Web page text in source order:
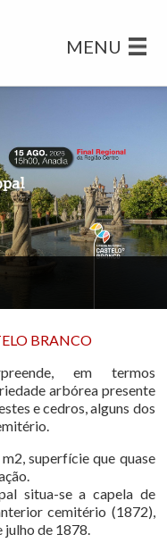
MENU
BRANCO
em termos
arbórea presente
e cedros, alguns dos
superfície que quase
situa-se a capela de
cemitério (1872),
julho de 1878.